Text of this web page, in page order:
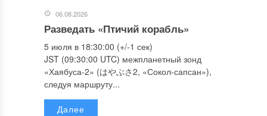
06.08.2026
Разведать «Птичий корабль»
5 июля в 18:30:00 (+/-1 сек)
JST (09:30:00 UTC) межпланетный зонд
«Хаябуса-2» (はやぶさ2, «Сокол-сапсан»),
следуя маршруту...
Далее